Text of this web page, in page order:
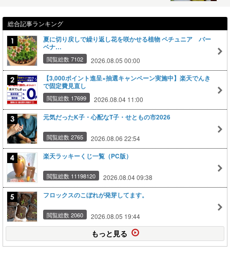
総合記事ランキング
夏に切り戻しで繰り返し花を咲かせる植物 ペチュニア バー
ベナ…
閲覧総数 7102 2026.08.05 00:00
【3,000ポイント進呈×抽選キャンペーン実施中】楽天でんき
で固定費見直し
閲覧総数 17699 2026.08.04 11:00
元気だったK子・心配なT子・せともの市2026
閲覧総数 2765 2026.08.06 22:54
楽天ラッキーくじ一覧（PC版）
閲覧総数 11198120 2026.08.04 09:38
フロックスのこぼれが発芽してます。
閲覧総数 2060 2026.08.05 19:44
もっと見る